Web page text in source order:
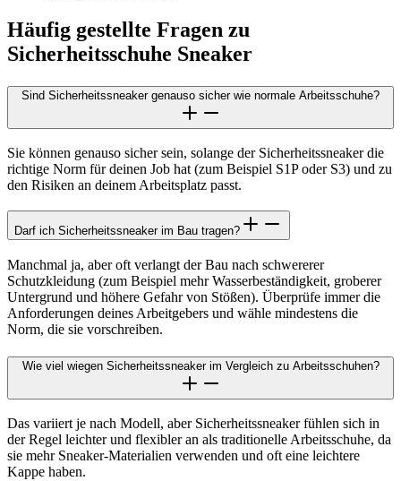
Häufig gestellte Fragen zu
Sicherheitsschuhe Sneaker
Sind Sicherheitssneaker genauso sicher wie normale Arbeitsschuhe?
Sie können genauso sicher sein, solange der Sicherheitssneaker die
richtige Norm für deinen Job hat (zum Beispiel S1P oder S3) und zu
den Risiken an deinem Arbeitsplatz passt.
Darf ich Sicherheitssneaker im Bau tragen?
Manchmal ja, aber oft verlangt der Bau nach schwererer
Schutzkleidung (zum Beispiel mehr Wasserbeständigkeit, groberer
Untergrund und höhere Gefahr von Stößen). Überprüfe immer die
Anforderungen deines Arbeitgebers und wähle mindestens die
Norm, die sie vorschreiben.
Wie viel wiegen Sicherheitssneaker im Vergleich zu Arbeitsschuhen?
Das variiert je nach Modell, aber Sicherheitssneaker fühlen sich in
der Regel leichter und flexibler an als traditionelle Arbeitsschuhe, da
sie mehr Sneaker-Materialien verwenden und oft eine leichtere
Kappe haben.